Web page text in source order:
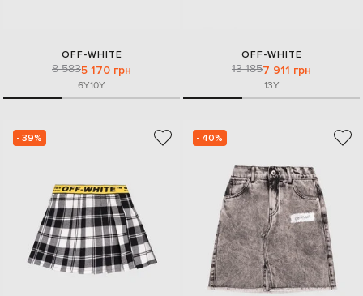
OFF-WHITE
8 5835 170 грн
6Y10Y
OFF-WHITE
13 1857 911 грн
13Y
- 39% - 40%